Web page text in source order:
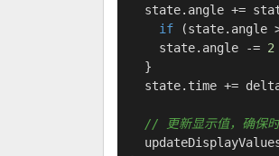
  state.
angle +=
if (state. angle
    state.
angle -= 2
  }
  state.
time +=
// 更新显示值，确保